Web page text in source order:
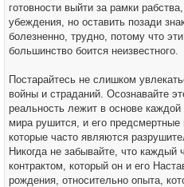
готовности выйти за рамки
убеждения, но оставить позади
болезненно, трудно, потому что
большинство боится неизвестного.
Постарайтесь не слишком
войны и страданий. Осознавайте
реальность лежит в основе
мира рушится, и его
которые часто являются
Никогда не забывайте, что каждый
контрактом, который он и его
рождения, относительно опыта,